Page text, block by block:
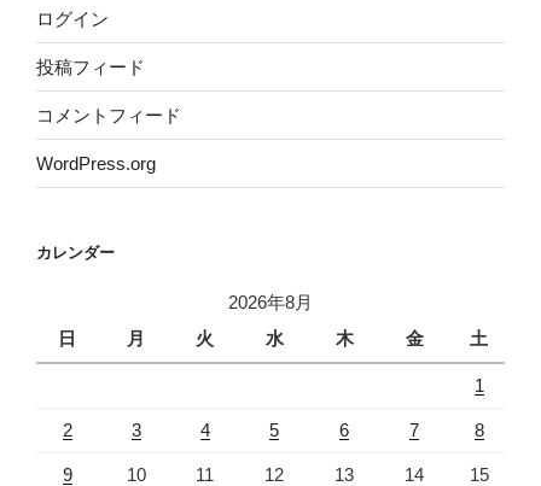
ログイン
投稿フィード
コメントフィード
WordPress.org
カレンダー
2026年8月
日
月 火 水 木 金 土
1
2 3 4 5 6 7 8
9 10 11 12 13 14 15